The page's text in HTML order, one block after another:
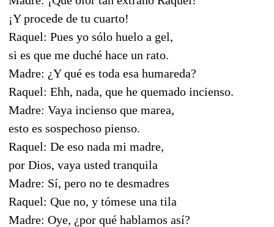
¡Y procede de tu cuarto!
Raquel: Pues yo sólo huelo a gel,
si es que me duché hace un rato.
Madre: ¿Y qué es toda esa humareda?
Raquel: Ehh, nada, que he quemado incienso.
Madre: Vaya incienso que marea,
esto es sospechoso pienso.
Raquel: De eso nada mi madre,
por Dios, vaya usted tranquila
Madre: Sí, pero no te desmadres
Raquel: Que no, y tómese una tila
Madre: Oye, ¿por qué hablamos así?